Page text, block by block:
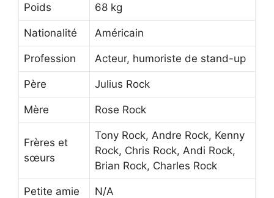
Poids 68 kg
Nationalité Américain
Profession Acteur, humoriste de stand-up
Père Julius Rock
Mère Rose Rock
Frères et
sœurs
Tony Rock, Andre Rock, Kenny
Rock, Chris Rock, Andi Rock,
Brian Rock, Charles Rock
Petite amie N/A